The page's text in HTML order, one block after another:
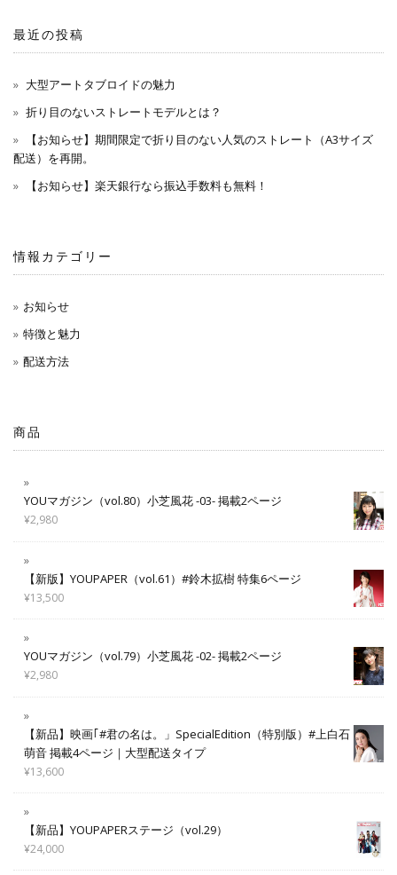
最近の投稿
大型アートタブロイドの魅力
折り目のないストレートモデルとは？
【お知らせ】期間限定で折り目のない人気のストレート（A3サイズ
配送）を再開。
【お知らせ】楽天銀行なら振込手数料も無料！
情報カテゴリー
お知らせ
特徴と魅力
配送方法
商品
YOUマガジン（vol.80）小芝風花 -03- 掲載2ページ
¥2,980
【新版】YOUPAPER（vol.61）#鈴木拡樹 特集6ページ
¥13,500
YOUマガジン（vol.79）小芝風花 -02- 掲載2ページ
¥2,980
【新品】映画｢#君の名は。」SpecialEdition（特別版）#上白石
萌音 掲載4ページ｜大型配送タイプ
¥13,600
【新品】YOUPAPERステージ（vol.29）
¥24,000